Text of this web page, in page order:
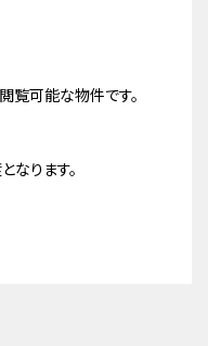
覧可能な物件です。
なります。